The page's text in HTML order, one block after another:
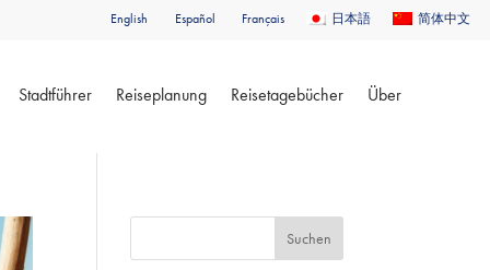
English Español Français 日本語 简体中文
Stadtführer Reiseplanung Reisetagebücher Über
Suchen